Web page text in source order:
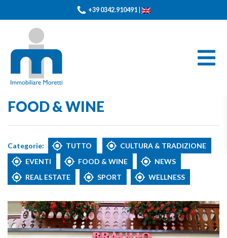
+39 0342.910491
FOOD & WINE
Categorie: TUTTO
CULTURA & TRADIZIONE
EVENTI
FOOD & WINE
NEWS
REAL ESTATE
SPORT WELLNESS